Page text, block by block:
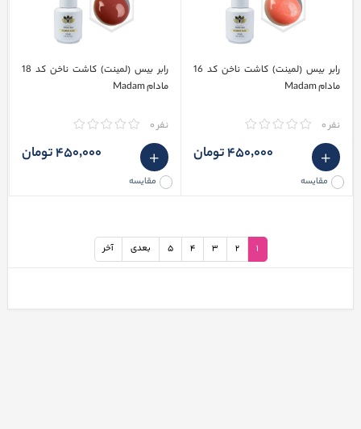
رابر بیس (لمینت) کاشت ناخن کد 16
مادام Madam
نفر 0
مقایسه
450٬000 تومان
رابر بیس (لمینت) کاشت ناخن کد 18
مادام Madam
نفر 0
مقایسه
450٬000 تومان
1
2
3
4
5 بعدی آخر